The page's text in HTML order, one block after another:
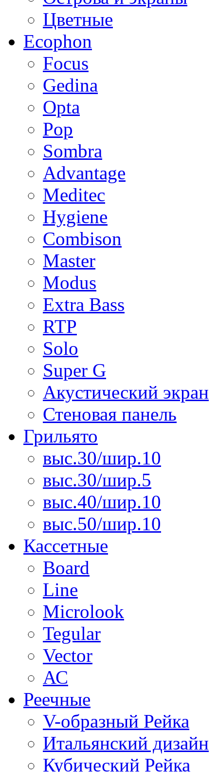
Цветные
Ecophon
Focus
Gedina
Opta
Pop
Sombra
Advantage
Meditec
Hygiene
Combison
Master
Modus
Extra Bass
RTP
Solo
Super G
Акустический экран
Стеновая панель
Грильято
выс.30/шир.10
выс.30/шир.5
выс.40/шир.10
выс.50/шир.10
Кассетные
Board
Line
Microlook
Tegular
Vector
АС
Реечные
V-образный Рейка
Итальянский дизайн
Кубический Рейка